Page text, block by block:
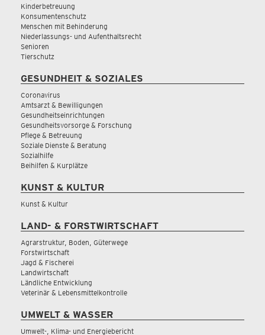
Kinderbetreuung
Konsumentenschutz
Menschen mit Behinderung
Niederlassungs- und Aufenthaltsrecht
Senioren
Tierschutz
GESUNDHEIT & SOZIALES
Coronavirus
Amtsarzt & Bewilligungen
Gesundheitseinrichtungen
Gesundheitsvorsorge & Forschung
Pflege & Betreuung
Soziale Dienste & Beratung
Sozialhilfe
Beihilfen & Kurplätze
KUNST & KULTUR
Kunst & Kultur
LAND- & FORSTWIRTSCHAFT
Agrarstruktur, Boden, Güterwege
Forstwirtschaft
Jagd & Fischerei
Landwirtschaft
Ländliche Entwicklung
Veterinär & Lebensmittelkontrolle
UMWELT & WASSER
Umwelt-, Klima- und Energiebericht